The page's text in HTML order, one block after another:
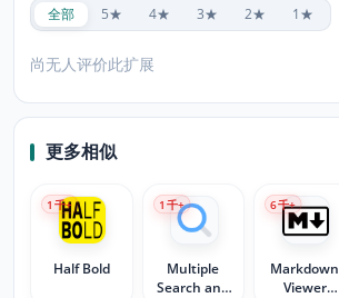
全部 5★ 4★ 3★ 2★ 1★
尚无人评价此扩展
更多相似
Half Bold
1 千+
Multiple
Search and
1 千+
Markdown
Viewer
6千+